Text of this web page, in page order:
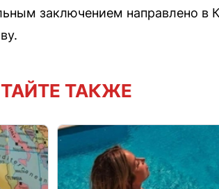
заключением направлено в
ТАКЖЕ